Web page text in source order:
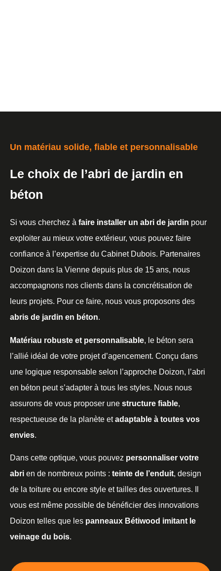
Un matériau solide, fiable et personnalisable
Le choix de l’abri de jardin en
béton
Si vous cherchez à faire installer un abri de jardin pour
exploiter au mieux votre extérieur, vous pouvez faire
confiance à l’expertise du Cabinet Dubois. Partenaires
Doizon dans la Vienne depuis plus de 15 ans, nous
accompagnons nos clients dans la concrétisation de
leurs projets. Pour ce faire, nous vous proposons des
abris de jardin en béton.
Matériau robuste et personnalisable, le béton sera
l’allié idéal de votre projet d’agencement. Conçu dans
une logique responsable selon l’approche Doizon, l’abri
en béton peut s’adapter à tous les styles. Nous nous
assurons de vous proposer une structure fiable,
respectueuse de la planète etadaptable à toutes vos
envies.
Dans cette optique, vous pouvez personnaliser votre
abri en de nombreux points : teinte de l’enduit, design
de la toiture ou encore style et tailles des ouvertures. Il
vous est même possible de bénéficier des innovations
Doizon telles que les panneaux Bétiwood imitant le
veinage du bois.